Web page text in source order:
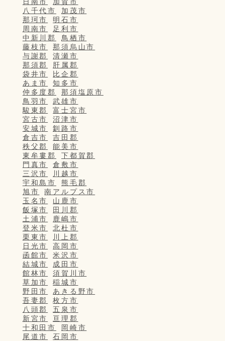
八千代市
加茂市
那珂市
明石市
周南市
足利市
中新川郡
鳥栖市
藤枝市
那須烏山市
与謝郡
清瀬市
那須郡
肝属郡
袋井市
比企郡
あま市
知多市
仲多度郡
那須塩原市
鳥羽市
武雄市
駿東郡
富士宮市
宮古市
沼津市
安城市
釧路市
倉吉市
吉田郡
秩父郡
能美市
東牟婁郡
下都賀郡
門真市
倉敷市
三沢市
川越市
宇和島市
熊毛郡
旭市
南アルプス市
玉名市
山鹿市
飯塚市
田川郡
土浦市
鹿嶋市
登米市
北杜市
栗東市
川上郡
日光市
高岡市
函館市
米沢市
結城市
成田市
館林市
須賀川市
草加市
稲城市
野田市
あきる野市
吾妻郡
枚方市
八頭郡
五泉市
新宮市
亘理郡
十和田市
岡崎市
尾道市
石岡市